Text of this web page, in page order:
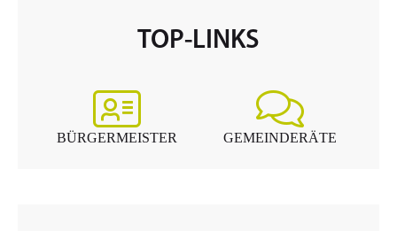
TOP-LINKS
BÜRGERMEISTER GEMEINDERÄTE